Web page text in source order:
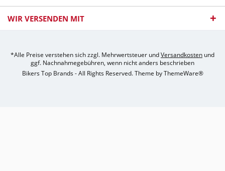
WIR VERSENDEN MIT
*Alle Preise verstehen sich zzgl. Mehrwertsteuer undVersandkosten und
ggf. Nachnahmegebühren, wenn nicht anders beschrieben
Bikers Top Brands - All Rights Reserved. Theme byThemeWare®